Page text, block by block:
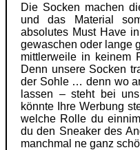
Die Socken machen
und das Material
absolutes Must Have
gewaschen oder lange
mittlerweile in keinem
Denn unsere Socken
der Sohle … denn wo
lassen – steht bei
könnte Ihre Werbung
welche Rolle du
du den Sneaker des
manchmal ne ganz